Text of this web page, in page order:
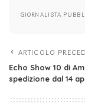
GIORNALISTA
ARTICOLO
Echo Show 10 di
spedizione dal 14